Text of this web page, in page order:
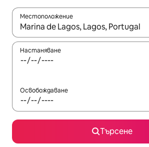
Местоположение
Когато резултатите се покажат,
Настаняване
Освобождаване
Търсене